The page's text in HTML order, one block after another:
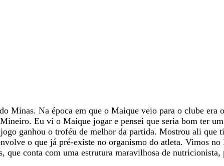
Minas. Na época em que o Maique veio para o clube era
Eu vi o Maique jogar e pensei que seria bom ter
ganhou o troféu de melhor da partida. Mostrou ali
o que já pré-existe no organismo do atleta. Vimos
que conta com uma estrutura maravilhosa de